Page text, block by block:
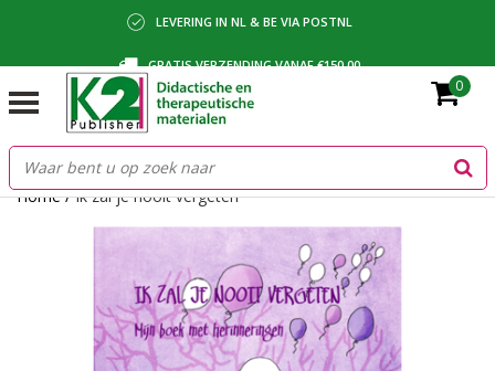
LEVERING IN NL & BE VIA POSTNL
GRATIS VERZENDING VANAF €150,00
BETALING VIA IDEAL, BANCONTACT OF FACTUUR
0
Home/Ik zal je nooit vergeten